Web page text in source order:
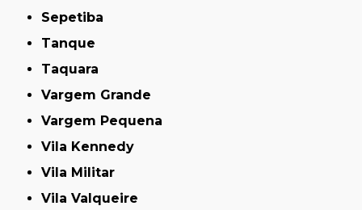
Sepetiba
Tanque
Taquara
Vargem Grande
Vargem Pequena
Vila Kennedy
Vila Militar
Vila Valqueire